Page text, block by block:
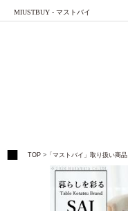
MIUSTBUY - マストバイ
TOP > 「マストバイ」取り扱い商品